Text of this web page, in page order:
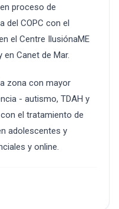
proceso de
del COPC con el
el Centre IlusiónaME
en Canet de Mar.
zona con mayor
- autismo, TDAH y
el tratamiento de
adolescentes y
y online.